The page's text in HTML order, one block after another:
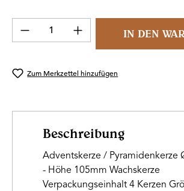
Produkt Anzahl: Gib den
IN DEN
Zum Merkzettel hinzufügen
Beschreibung
Adventskerze / Pyramidenkerze
- Höhe 105mm Wachskerze
Verpackungseinhalt 4 Kerzen